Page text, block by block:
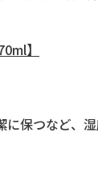
】
保つなど、